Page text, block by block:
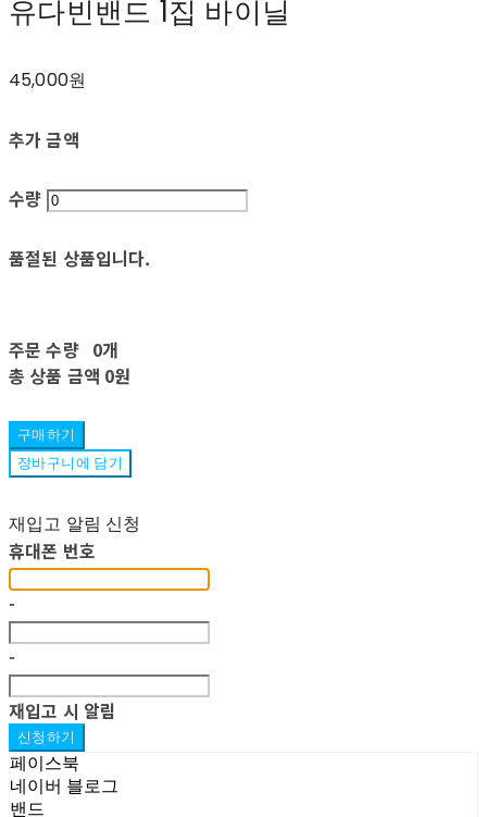
유다빈밴드 1집 바이닐
45,000원
추가 금액
수량
품절된 상품입니다.
주문 수량 0개
총 상품 금액 0원
구매하기
장바구니에 담기
재입고 알림 신청
휴대폰 번호
-
-
재입고 시 알림
신청하기
페이스북
네이버 블로그
밴드